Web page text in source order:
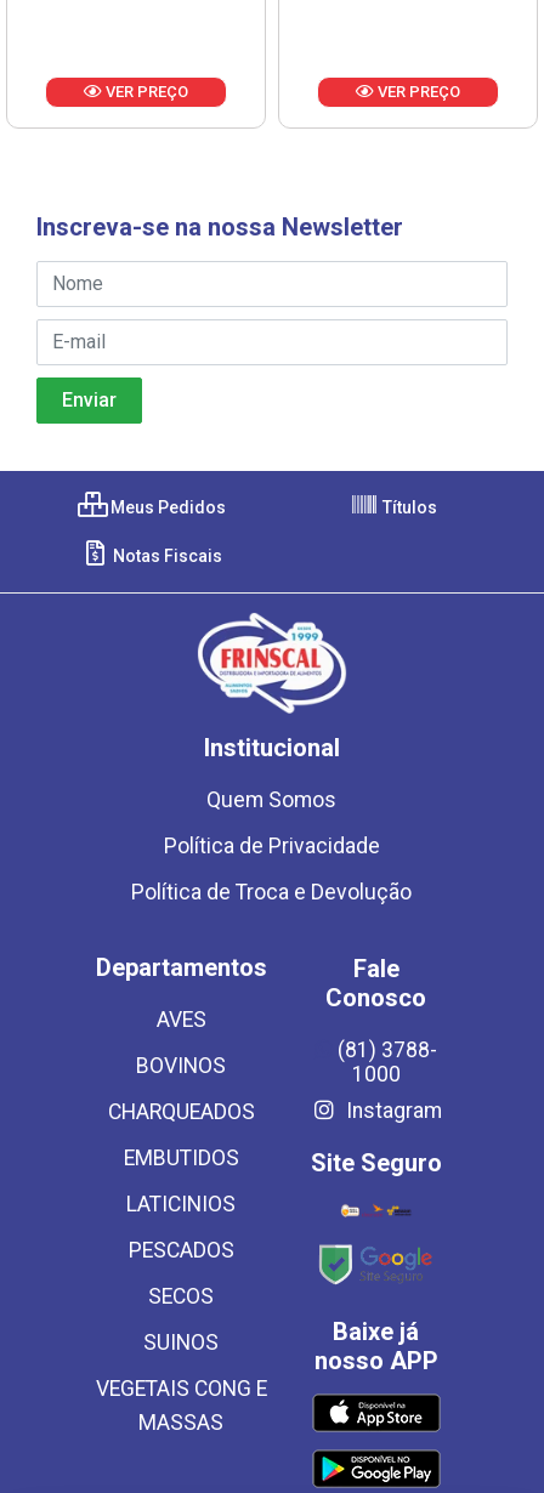
VER PREÇO VER PREÇO
Inscreva-se na nossa Newsletter
Meus Pedidos Títulos
Notas Fiscais
Institucional
Quem Somos
Política de Privacidade
Política de Troca e Devolução
Departamentos
AVES
BOVINOS
CHARQUEADOS
EMBUTIDOS
LATICINIOS
PESCADOS
SECOS
SUINOS
VEGETAIS CONG E
MASSAS
Fale
Conosco
(81) 3788-
1000
Instagram
Site Seguro
Baixe já
nosso APP